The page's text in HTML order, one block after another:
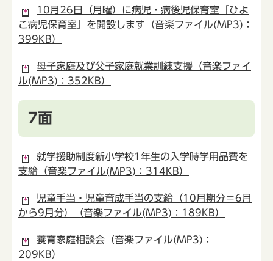
10月26日（月曜）に病児・病後児保育室「ひよ
こ病児保育室」を開設します（音楽ファイル(MP3)：
399KB）
母子家庭及び父子家庭就業訓練支援（音楽ファイ
ル(MP3)：352KB）
7面
就学援助制度新小学校1年生の入学時学用品費を
支給（音楽ファイル(MP3)：314KB）
児童手当・児童育成手当の支給（10月期分＝6月
から9月分）（音楽ファイル(MP3)：189KB）
養育家庭相談会（音楽ファイル(MP3)：
209KB）